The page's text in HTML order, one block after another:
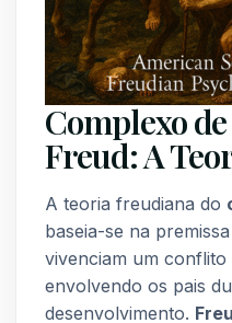
Complexo
Freud: A
A teoria freudiana do
baseia-se na
vivenciam um
envolvendo os pais
desenvolvimento.